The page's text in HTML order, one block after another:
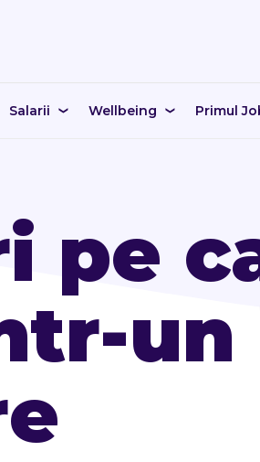
Salarii Wellbeing Primul
pe